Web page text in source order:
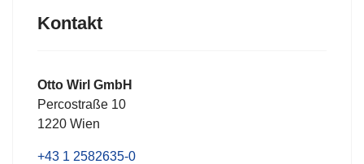
Kontakt
Otto Wirl GmbH
Percostraße 10
1220 Wien
+43 1 2582635-0